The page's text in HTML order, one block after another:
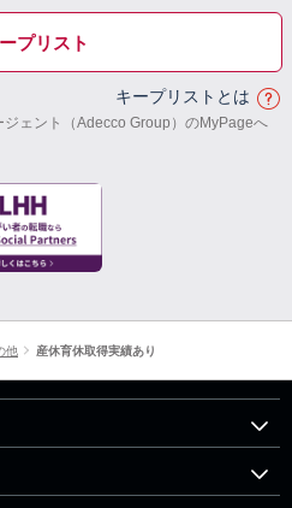
プリスト
キープリストとは
ェント（Adecco Group）のMyPageへ
他 産休育休取得実績あり